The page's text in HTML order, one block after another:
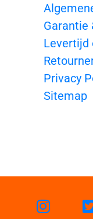
Garantie
Levertijd
Privacy
Sitemap